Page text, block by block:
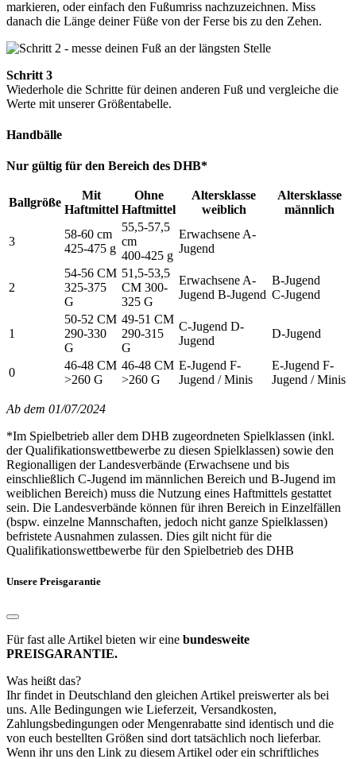
markieren, oder einfach den Fußumriss nachzuzeichnen. Miss
danach die Länge deiner Füße von der Ferse bis zu den Zehen.
Schritt 3
Wiederhole die Schritte für deinen anderen Fuß und vergleiche die
Werte mit unserer Größentabelle.
Handbälle
Nur gültig für den Bereich des DHB*
Ballgröße
Mit
Haftmittel
Ohne
Haftmittel
Altersklasse
weiblich
Altersklasse
männlich
3
58-60 cm
425-475 g
55,5-57,5
cm
400-425 g
Erwachsene A-
Jugend
2
54-56 CM
325-375
G
51,5-53,5
CM 300-
325 G
Erwachsene A-
Jugend B-Jugend
B-Jugend
C-Jugend
1
50-52 CM
290-330
G
49-51 CM
290-315
G
C-Jugend D-
Jugend
D-Jugend
0
46-48 CM
>260 G
46-48 CM
>260 G
E-Jugend F-
Jugend / Minis
E-Jugend F-
Jugend / Minis
Ab dem 01/07/2024
*Im Spielbetrieb aller dem DHB zugeordneten Spielklassen (inkl.
der Qualifikationswettbewerbe zu diesen Spielklassen) sowie den
Regionalligen der Landesverbände (Erwachsene und bis
einschließlich C-Jugend im männlichen Bereich und B-Jugend im
weiblichen Bereich) muss die Nutzung eines Haftmittels gestattet
sein. Die Landesverbände können für ihren Bereich in Einzelfällen
(bspw. einzelne Mannschaften, jedoch nicht ganze Spielklassen)
befristete Ausnahmen zulassen. Dies gilt nicht für die
Qualifikationswettbewerbe für den Spielbetrieb des DHB
Unsere Preisgarantie
Für fast alle Artikel bieten wir eine bundesweite
PREISGARANTIE.
Was heißt das?
Ihr findet in Deutschland den gleichen Artikel preiswerter als bei
uns. Alle Bedingungen wie Lieferzeit, Versandkosten,
Zahlungsbedingungen oder Mengenrabatte sind identisch und die
von euch bestellten Größen sind dort tatsächlich noch lieferbar.
Wenn ihr uns den Link zu diesem Artikel oder ein schriftliches